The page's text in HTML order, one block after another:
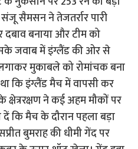
सैमसन ने तेजतर्रार पारी
बनाया और टीम को
जवाब में इंग्लैंड की ओर से
मुकाबले को रोमांचक बना
कि इंग्लैंड मैच में वापसी कर
ने कई अहम मौकों पर
कि मैच के दौरान पहला बड़ा
बुमराह की धीमी गेंद पर